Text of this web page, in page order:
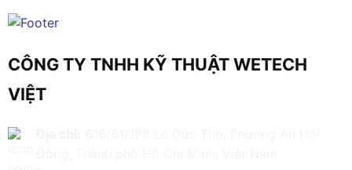
CÔNG TY TNHH KỸ THUẬT WETECH
VIỆT